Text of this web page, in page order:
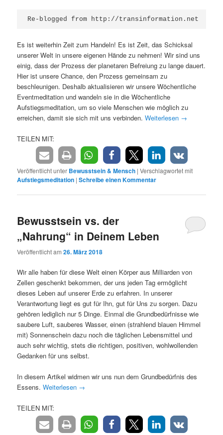
Re-blogged from http://transinformation.net
Es ist weiterhin Zeit zum Handeln! Es ist Zeit, das Schicksal
unserer Welt in unsere eigenen Hände zu nehmen! Wir sind uns
einig, dass der Prozess der planetaren Befreiung zu lange dauert.
Hier ist unsere Chance, den Prozess gemeinsam zu
beschleunigen. Deshalb aktualisieren wir unsere Wöchentliche
Eventmeditation und wandeln sie in die Wöchentliche
Aufstiegsmeditation, um so viele Menschen wie möglich zu
erreichen, damit sie sich mit uns verbinden.Weiterlesen →
TEILEN MIT:
Veröffentlicht unter Bewusstsein & Mensch |Verschlagwortet mit
Aufstiegsmeditation |Schreibe einen Kommentar
Bewusstsein vs. der
„Nahrung“ in Deinem Leben
Veröffentlicht am26. März 2018
Wir alle haben für diese Welt einen Körper aus Milliarden von
Zellen geschenkt bekommen, der uns jeden Tag ermöglicht
dieses Leben auf unserer Erde zu erfahren. In unserer
Verantwortung liegt es gut für Ihn, gut für Uns zu sorgen. Dazu
gehören lediglich nur 5 Dinge. Einmal die Grundbedürfnisse wie
saubere Luft, sauberes Wasser, einen (strahlend blauen Himmel
mit) Sonnenschein dazu noch die täglichen Lebensmittel und
auch sehr wichtig, stets die richtigen, positiven, wohlwollenden
Gedanken für uns selbst.
In diesem Artikel widmen wir uns nun dem Grundbedürfnis des
Essens.Weiterlesen →
TEILEN MIT: